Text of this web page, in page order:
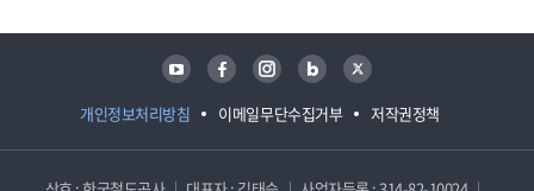
개인정보처리방침 이메일무단수집거부 저작권정책
유튜브 페이스북 인스타그램 블로그 트위터